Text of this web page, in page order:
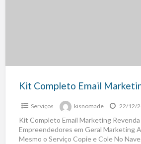
Serviços kisnomade 22/12/
Kit Completo Email Marketing
Empreendedores em Geral Marketing
Mesmo o Serviço Copie e Cole No